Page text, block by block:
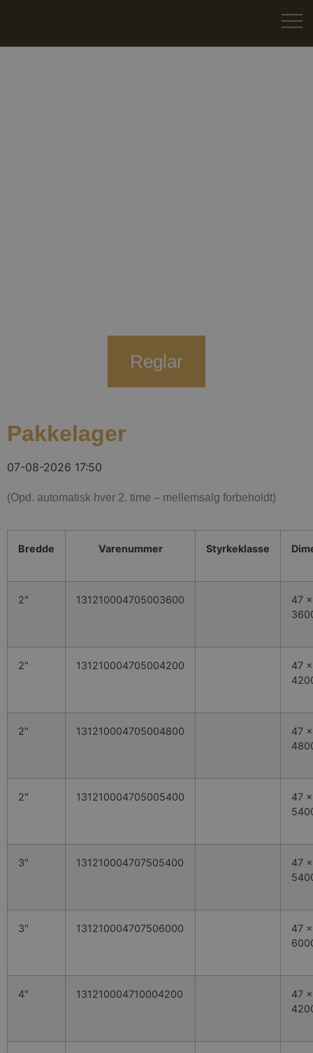
Reglar
Pakkelager
07-08-2026 17:50
(Opd. automatisk hver 2. time – mellemsalg forbeholdt)
Bredde Varenummer Styrkeklasse
2" 131210004705003600
47
2" 131210004705004200
47
2" 131210004705004800
47
2" 131210004705005400
47
3" 131210004707505400
47
3" 131210004707506000
47
4" 131210004710004200
47